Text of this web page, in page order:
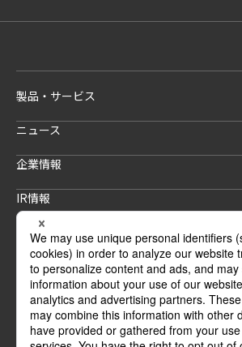
製品・サービス
ニュース
企業情報
IR情報
サステナビリティ
採用情報
セキュリティブログ